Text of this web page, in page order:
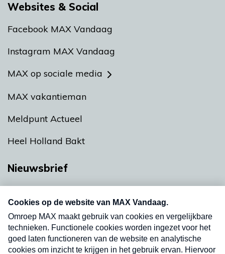
Websites & Social
Facebook MAX Vandaag
Instagram MAX Vandaag
MAX op sociale media
MAX vakantieman
Meldpunt Actueel
Heel Holland Bakt
Nieuwsbrief
nieuwsbrief. Elke vrijdag- en dinsdagochtend in
uw mailbox.
Verzend